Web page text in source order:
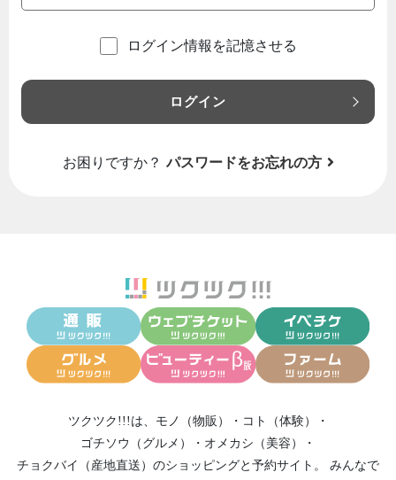
ログイン情報を記憶させる
ログイン
お困りですか？ パスワードをお忘れの方
ツクツク!!!は、 モノ（物販） ・ コト（体験）
・
ゴチソウ（グルメ）
・ オメカシ（美容）
・
チョクバイ（産地直送） のショッピングと予約サイト。
みんなで